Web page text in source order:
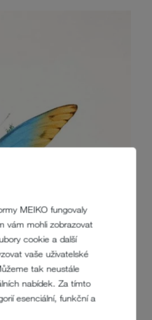
MEIKO fungovaly
vám mohli zobrazovat
cookie a další
vaše uživatelské
tak neustále
nabídek. Za tímto
esenciální, funkční a
A KOMFORT